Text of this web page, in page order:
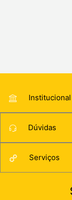
Institucional
Dúvidas
Serviços